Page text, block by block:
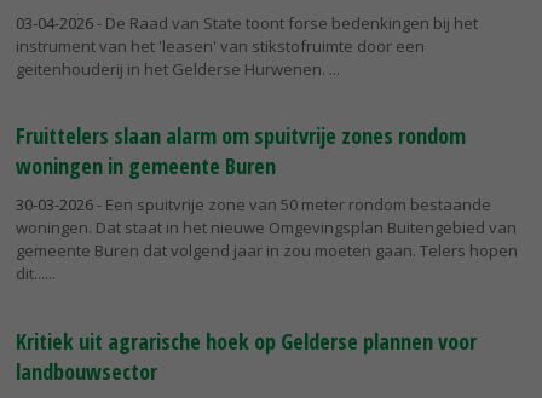
03-04-2026- De Raad van State toont forse bedenkingen bij het
instrument van het 'leasen' van stikstofruimte door een
geitenhouderij in het Gelderse Hurwenen.
Fruittelers slaan alarm om spuitvrije zones rondom
woningen in gemeente Buren
30-03-2026- Een spuitvrije zone van 50 meter rondom bestaande
woningen. Dat staat in het nieuwe Omgevingsplan Buitengebied van
gemeente Buren dat volgend jaar in zou moeten gaan. Telers hopen
dit...
Kritiek uit agrarische hoek op Gelderse plannen voor
landbouwsector